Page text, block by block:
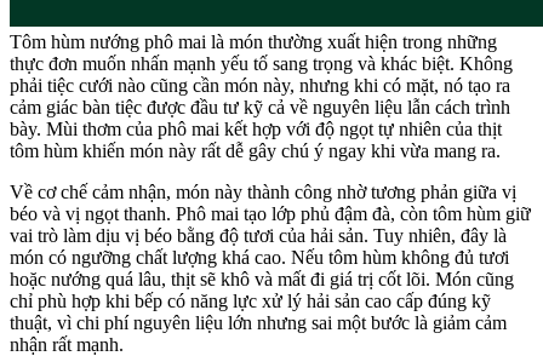
Tôm hùm nướng phô mai là món thường xuất hiện trong những
thực đơn muốn nhấn mạnh yếu tố sang trọng và khác biệt. Không
phải tiệc cưới nào cũng cần món này, nhưng khi có mặt, nó tạo ra
cảm giác bàn tiệc được đầu tư kỹ cả về nguyên liệu lẫn cách trình
bày. Mùi thơm của phô mai kết hợp với độ ngọt tự nhiên của thịt
tôm hùm khiến món này rất dễ gây chú ý ngay khi vừa mang ra.
Về cơ chế cảm nhận, món này thành công nhờ tương phản giữa vị
béo và vị ngọt thanh. Phô mai tạo lớp phủ đậm đà, còn tôm hùm giữ
vai trò làm dịu vị béo bằng độ tươi của hải sản. Tuy nhiên, đây là
món có ngưỡng chất lượng khá cao. Nếu tôm hùm không đủ tươi
hoặc nướng quá lâu, thịt sẽ khô và mất đi giá trị cốt lõi. Món cũng
chỉ phù hợp khi bếp có năng lực xử lý hải sản cao cấp đúng kỹ
thuật, vì chi phí nguyên liệu lớn nhưng sai một bước là giảm cảm
nhận rất mạnh.